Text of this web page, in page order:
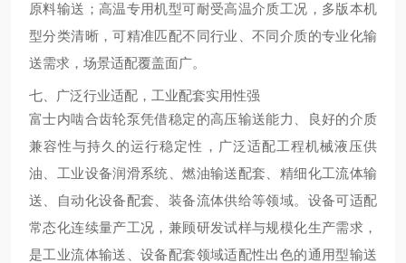
原料输送；高温专用机型可耐受高温介质工况，多版本机
型分类清晰，可精准匹配不同行业、不同介质的专业化输
送需求，场景适配覆盖面广。
七、广泛行业适配，工业配套实用性强
富士内啮合齿轮泵凭借稳定的高压输送能力、良好的介质
兼容性与持久的运行稳定性，广泛适配工程机械液压供
油、工业设备润滑系统、燃油输送配套、精细化工流体输
送、自动化设备配套、装备流体供给等领域。设备可适配
常态化连续量产工况，兼顾研发试样与规模化生产需求，
是工业流体输送、设备配套领域适配性出色的通用型输送